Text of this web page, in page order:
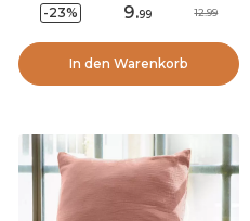
-23% 9.99 12.99
In den Warenkorb